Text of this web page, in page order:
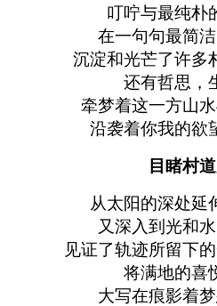
叮咛与最纯朴
在一句句最简
沉淀和光芒了许多
还有哲思，
牵梦着这一方山
沿袭着你我的
目睹村
从太阳的深处延
又深入到光和
见证了轨迹所留下
将满地的喜
大写在痕影着